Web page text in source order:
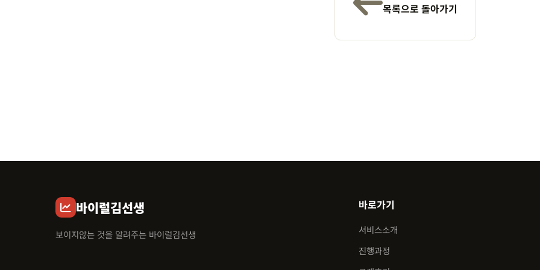
목록으로 돌아가기
바이럴김선생
보이지않는 것을 알려주는 바이럴김선생
바로가기
서비스소개
진행과정